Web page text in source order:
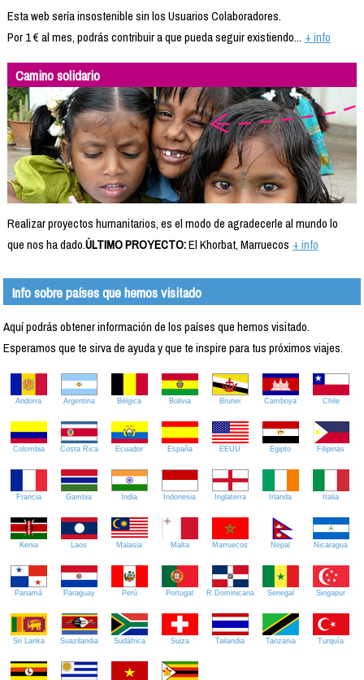
Esta web sería insostenible sin los Usuarios Colaboradores.
Por 1 € al mes, podrás contribuir a que pueda seguir existiendo... + info
Camino solidario
Realizar proyectos humanitarios, es el modo de agradecerle al mundo lo
que nos ha dado.ÚLTIMO PROYECTO:El Khorbat, Marruecos + info
Info sobre países que hemos visitado
Aquí podrás obtener información de los países que hemos visitado.
Esperamos que te sirva de ayuda y que te inspire para tus próximos viajes.
Andorra Argentina Bélgica Bolivia Brunei Camboya Chile
Colombia Costa Rica Ecuador España EEUU Egipto Filipinas
Francia Gambia India Indonesia Inglaterra Irlanda Italia
Kenia Laos Malasia Malta Marruecos Nepal Nicaragua
Panamá Paraguay Perú Portugal R.Dominicana Senegal Singapur
Sri Lanka Suazilandia Sudáfrica Suiza Tailandia Tanzania Turquía